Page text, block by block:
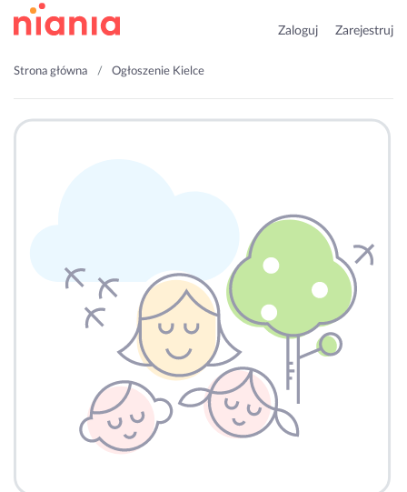
Zaloguj Zarejestruj
Strona główna Ogłoszenie Kielce